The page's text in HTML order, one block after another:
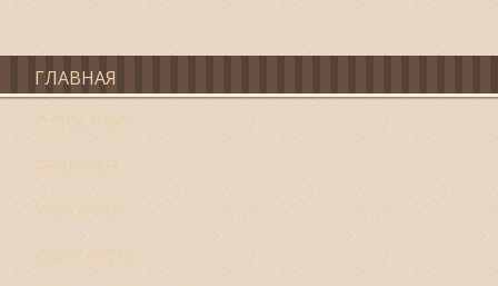
ГЛАВНАЯ
О ПОСЕЛКЕ
ГЕНПЛАН
УЧАСТКИ
КОНТАКТЫ